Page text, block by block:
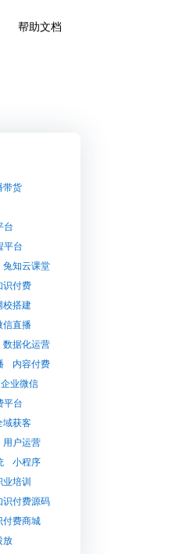
帮助文档
带货
台
平台
兔知云课堂
识付费
校搭建
信直播
数据化运营
内容付费
企业微信
平台
域获客
用户运营
小程序
业培训
识付费源码
付费商城
放